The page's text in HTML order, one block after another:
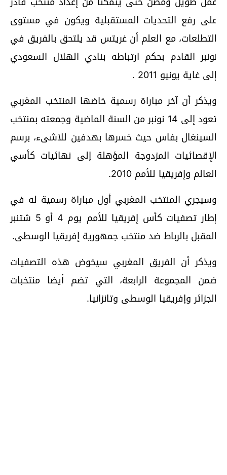
رفع التحديات المستقبلية ويكون في مستوى
مع العلم أن غريتس قد يلتحق بالفريق في
القادم بحكم ارتباطه بنادي الهلال السعودي
غاية يونيو 2011 .
أن آخر مباراة رسمية خاضها المنتخب المغربي
تعود إلى 14 نونبر من السنة الماضية وجمعته بمنتخب
بفاس حيث خسرها بهدفين للاشىء، برسم
المزدوجة المؤهلة إلى نهائيات كأسي
وإفريقيا للأمم 2010.
المنتخب المغربي أول مباراة رسمية له في
إطار تصفيات كأس إفريقيا للأمم يوم 4 أو 5 شتنبر
بالرباط ضد منتخب جمهورية إفريقيا الوسطى.
أن الفريق المغربي سيخوض هذه التصفيات
المجموعة الرابعة، التي تضم أيضا منتخبات
وإفريقيا الوسطى وتانزانيا.